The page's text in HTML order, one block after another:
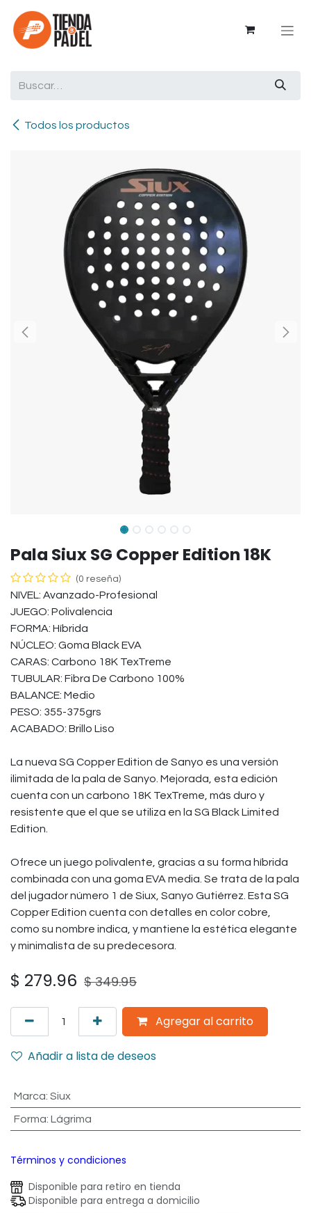
Ir al contenido
Todos los productos
Pala Siux SG Copper Edition 18K
(0 reseña)
NIVEL: Avanzado-Profesional
JUEGO: Polivalencia
FORMA: Híbrida
NÚCLEO: Goma Black EVA
CARAS: Carbono 18K TexTreme
TUBULAR: Fibra De Carbono 100%
BALANCE: Medio
PESO: 355-375grs
ACABADO: Brillo Liso
La nueva SG Copper Edition de Sanyo es una versión
ilimitada de la pala de Sanyo. Mejorada, esta edición
cuenta con un carbono 18K TexTreme, más duro y
resistente que el que se utiliza en la SG Black Limited
Edition.
Ofrece un juego polivalente, gracias a su forma híbrida
combinada con una goma EVA media. Se trata de la pala
del jugador número 1 de Siux, Sanyo Gutiérrez. Esta SG
Copper Edition cuenta con detalles en color cobre,
como su nombre indica, y mantiene la estética elegante
y minimalista de su predecesora.
$ 279.96 $349.95
Agregar al carrito
Añadir a lista de deseos
Marca: Siux
Forma: Lágrima
Términos y condiciones
Disponible para retiro en tienda
Disponible para entrega a domicilio